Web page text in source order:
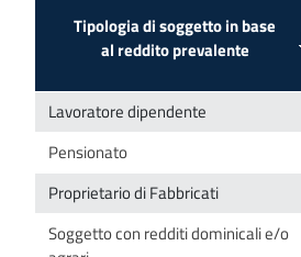
Tipologia di soggetto in base
Soggetto con redditi dominicali e/o